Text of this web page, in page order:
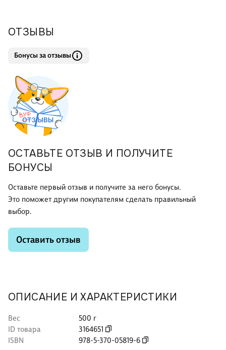
ОПИСАНИЕ И ХАРАКТЕРИСТИКИ
Вес
500 г
ID товара
3164651
ISBN
978-5-370-05819-6
ОТЗЫВЫ
Бонусы за отзывы
ОСТАВЬТЕ ОТЗЫВ И ПОЛУЧИТЕ
БОНУСЫ
Оставьте первый отзыв и получите за него бонусы.
Это поможет другим покупателям сделать правильный
выбор.
Оставить отзыв